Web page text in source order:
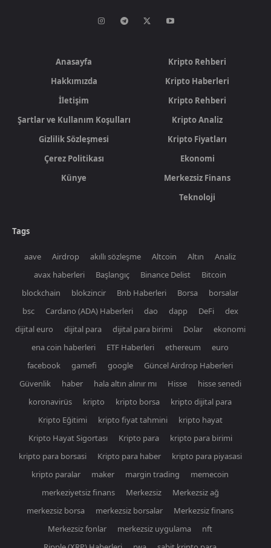
Anasayfa
Hakkımızda
İletişim
Şartlar ve Kullanım Koşulları
Gizlilik Sözleşmesi
Çerez Politikası
Künye
Kripto Rehberi
Kripto Haberleri
Kripto Rehberi
Kripto Analiz
Kripto Fiyatları
Ekonomi
Merkezsiz Finans
Teknoloji
Tags
aave Airdrop akıllı sözleşme Altcoin Altın
Analiz
avax haberleri
Başlangıç Binance Delist
Bitcoin
blockchain
blokzincir Bnb Haberleri Borsa
borsalar
bsc
Cardano (ADA) Haberleri dao dapp DeFi
dex
dijital euro
dijital para dijital para birimi Dolar
ekonomi
ena coin haberleri
ETF Haberleri ethereum
euro
facebook
gamefi google
Güncel Airdrop Haberleri
Güvenlik
haber hala altın alınır mı Hisse
hisse senedi
koronavirüs
kripto kripto borsa
kripto dijital para
Kripto Eğitimi
kripto fiyat tahmini
kripto hayat
Kripto Hayat Sigortası
Kripto para
kripto para birimi
kripto para borsasi
Kripto para haber
kripto para piyasasi
kripto paralar
maker margin trading
memecoin
merkeziyetsiz finans
Merkezsiz
Merkezsiz ağ
merkezsiz borsa
merkezsiz borsalar
Merkezsiz finans
Merkezsiz fonlar
merkezsiz uygulama
nft